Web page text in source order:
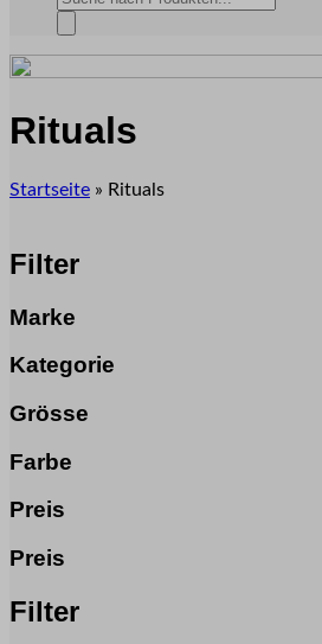
search
Rituals
Startseite » Rituals
Filter
Marke
Kategorie
Grösse
Farbe
Preis
Preis
Filter